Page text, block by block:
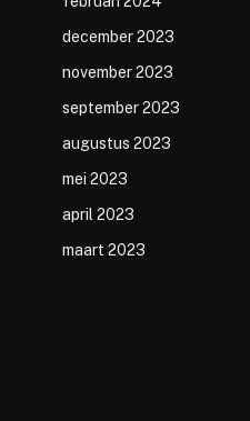
december 2023
november 2023
september 2023
augustus 2023
mei 2023
april 2023
maart 2023